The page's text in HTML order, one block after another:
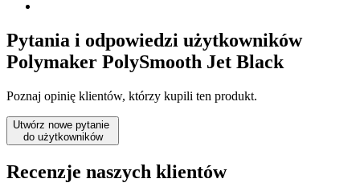
Pytania i odpowiedzi użytkowników
Polymaker PolySmooth Jet Black
Poznaj opinię klientów, którzy kupili ten produkt.
Utwórz nowe pytanie
do użytkowników
Recenzje naszych klientów